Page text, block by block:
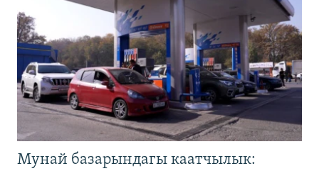
Мунай базарындагы каатчылык: